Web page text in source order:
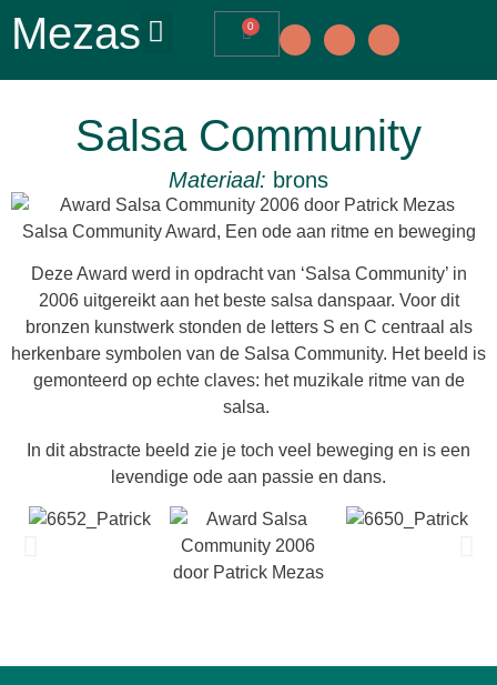
Mezas 0
Salsa Community
Materiaal: brons
Salsa Community Award, Een ode aan ritme en beweging
Deze Award werd in opdracht van ‘Salsa Community’ in
2006 uitgereikt aan het beste salsa danspaar. Voor dit
bronzen kunstwerk stonden de letters S en C centraal als
herkenbare symbolen van de Salsa Community. Het beeld is
gemonteerd op echte claves: het muzikale ritme van de
salsa.
In dit abstracte beeld zie je toch veel beweging en is een
levendige ode aan passie en dans.